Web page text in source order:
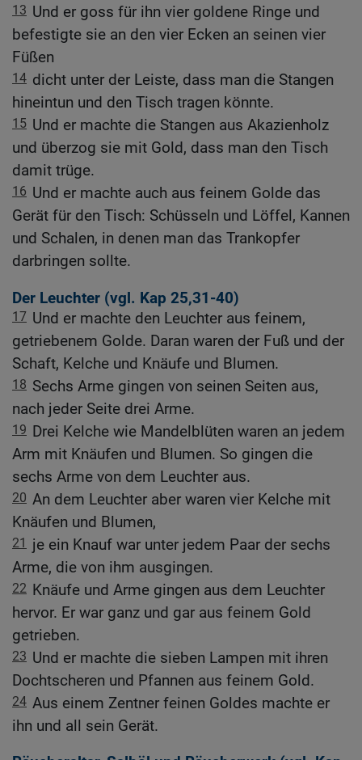
13 Und er goss für ihn vier goldene Ringe und
befestigte sie an den vier Ecken an seinen vier
Füßen
14 dicht unter der Leiste, dass man die Stangen
hineintun und den Tisch tragen könnte.
15 Und er machte die Stangen aus Akazienholz
und überzog sie mit Gold, dass man den Tisch
damit trüge.
16 Und er machte auch aus feinem Golde das
Gerät für den Tisch: Schüsseln und Löffel, Kannen
und Schalen, in denen man das Trankopfer
darbringen sollte.
Der Leuchter (vgl. Kap 25,31-40)
17 Und er machte den Leuchter aus feinem,
getriebenem Golde. Daran waren der Fuß und der
Schaft, Kelche und Knäufe und Blumen.
18 Sechs Arme gingen von seinen Seiten aus,
nach jeder Seite drei Arme.
19 Drei Kelche wie Mandelblüten waren an jedem
Arm mit Knäufen und Blumen. So gingen die
sechs Arme von dem Leuchter aus.
20 An dem Leuchter aber waren vier Kelche mit
Knäufen und Blumen,
21 je ein Knauf war unter jedem Paar der sechs
Arme, die von ihm ausgingen.
22 Knäufe und Arme gingen aus dem Leuchter
hervor. Er war ganz und gar aus feinem Gold
getrieben.
23 Und er machte die sieben Lampen mit ihren
Dochtscheren und Pfannen aus feinem Gold.
24 Aus einem Zentner feinen Goldes machte er
ihn und all sein Gerät.